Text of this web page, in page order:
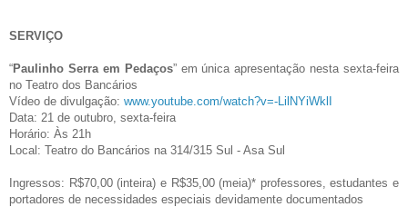
SERVIÇO
“Paulinho Serra em Pedaços” em única apresentação nesta sexta-feira
no Teatro dos Bancários
Vídeo de divulgação: www.youtube.com/watch?v=-LilNYiWklI
Data: 21 de outubro, sexta-feira
Horário: Às 21h
Local: Teatro do Bancários na 314/315 Sul - Asa Sul
Ingressos: R$70,00 (inteira) e R$35,00 (meia)* professores, estudantes e
portadores de necessidades especiais devidamente documentados